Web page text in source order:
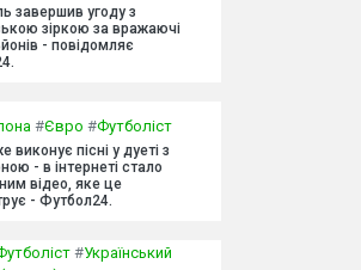
завершив угоду з
зіркою за вражаючі
- повідомляє
#Євро #Футболіст
виконує пісні у дуеті з
- в інтернеті стало
відео, яке це
- Футбол24.
#Український